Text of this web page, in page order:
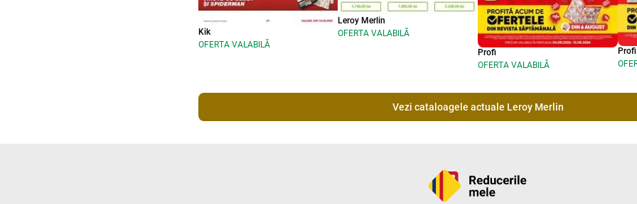
Kik
OFERTA VALABILĂ
Leroy Merlin
OFERTA VALABILĂ
Profi
OFERTA VALABILĂ
Profi
Vezi cataloagele actuale Leroy Merlin